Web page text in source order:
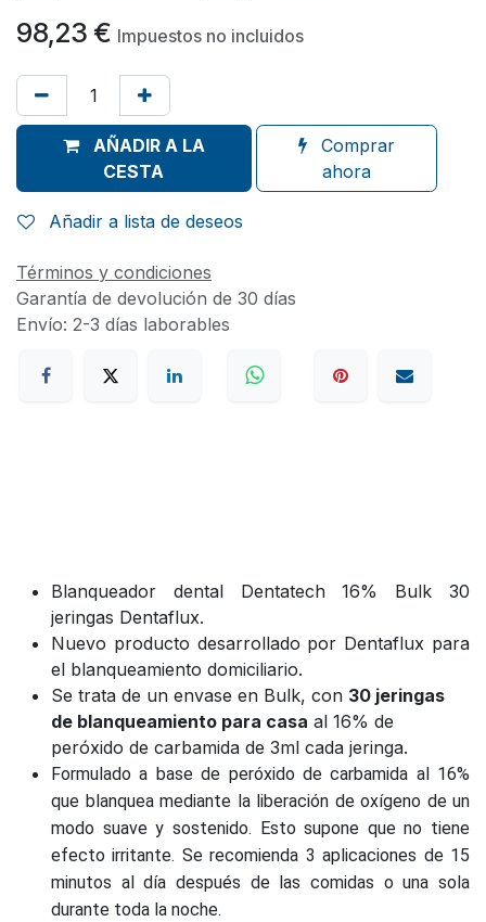
98,23 € Impuestos no incluidos
AÑADIR A LA
CESTA
Comprar
ahora
Añadir a lista de deseos
Términos y condiciones
Garantía de devolución de 30 días
Envío: 2-3 días laborables
Blanqueador dental Dentatech 16% Bulk 30
jeringas Dentaflux.
Nuevo producto desarrollado por Dentaflux para
el blanqueamiento domiciliario.
Se trata de un envase en Bulk, con 30 jeringas
de blanqueamiento para casa al 16% de
peróxido de carbamida de 3ml cada jeringa.
Formulado a base de peróxido de carbamida al 16%
que blanquea mediante la liberación de oxígeno de un
modo suave y sostenido. Esto supone que no tiene
efecto irritante. Se recomienda 3 aplicaciones de 15
minutos al día después de las comidas o una sola
durante toda la noche.